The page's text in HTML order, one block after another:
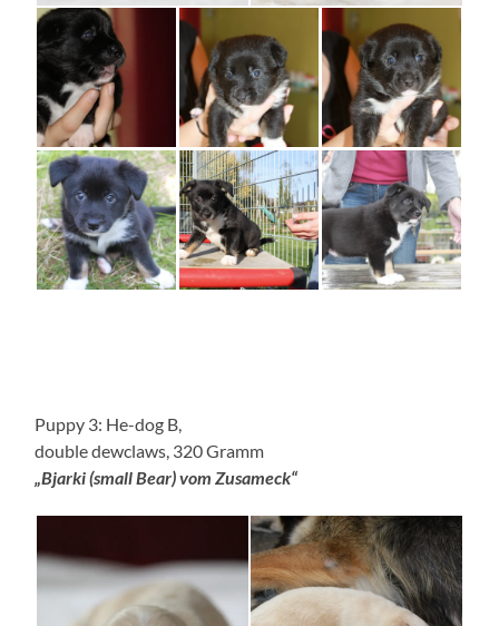
Puppy 3: He-dog B,
double dewclaws, 320 Gramm
„Bjarki (small Bear) vom Zusameck“